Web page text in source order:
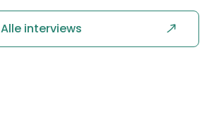
Alle interviews